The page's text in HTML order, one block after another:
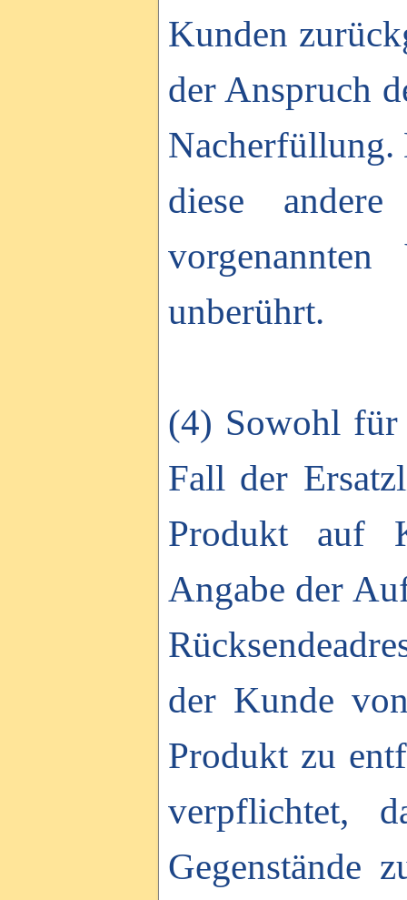
Kunden
der Anspruch
Nacherfüllung.
diese
unberührt.
(4) Sowohl für
Fall der
Produkt auf
Angabe der
der Kunde
Produkt zu
verpflichtet,
Gegenstände